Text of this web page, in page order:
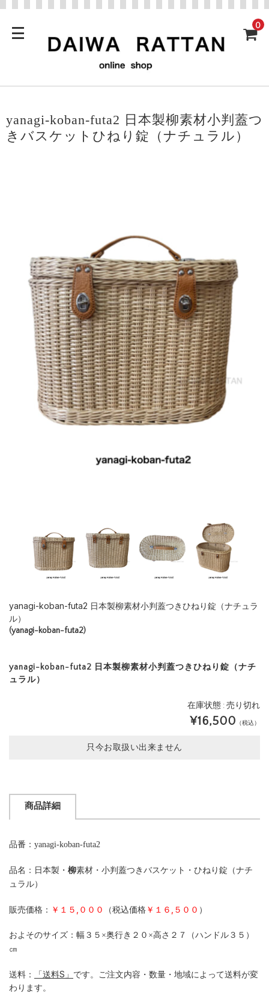
0
yanagi-koban-futa2 日本製柳素材小判蓋つ
きバスケットひねり錠（ナチュラル）
yanagi-koban-futa2 日本製柳素材小判蓋つきひねり錠（ナチュラ
ル）
(yanagi-koban-futa2)
yanagi-koban-futa2 日本製柳素材小判蓋つきひねり錠（ナチ
ュラル）
在庫状態 : 売り切れ
¥16,500 （税込）
只今お取扱い出来ません
商品詳細
品番：yanagi-koban-futa2
品名：日本製・ 柳素材・小判蓋つきバスケット・ひねり錠（ナチ
ュラル）
販売価格： ￥１５,０００ （税込価格￥１６,５００ ）
およそのサイズ：幅３５×奥行き２０×高さ２７（ハンドル３５）
㎝
送料： 「送料S」 です。ご注文内容・数量・地域によって送料が変
わります。